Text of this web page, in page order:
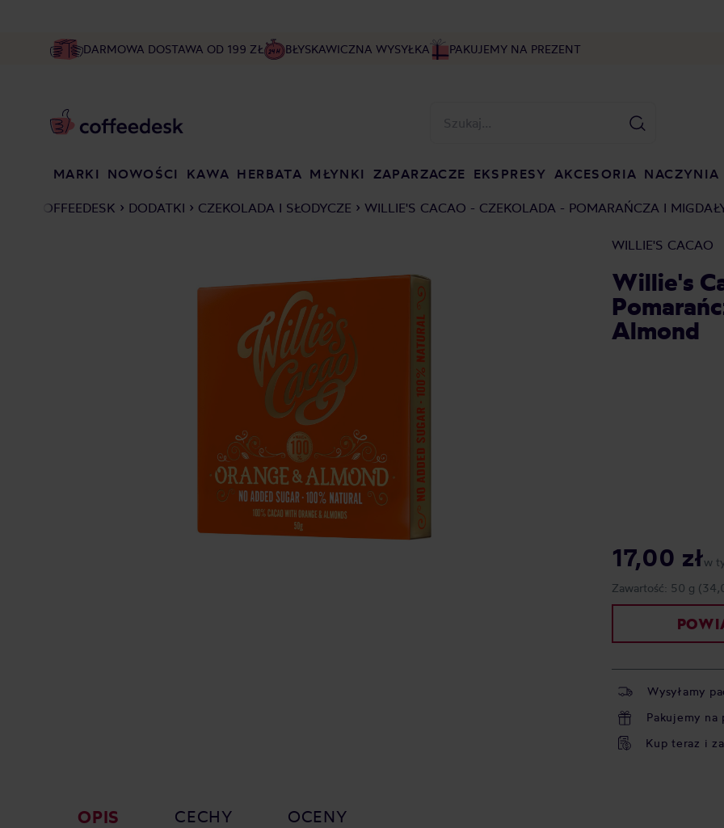
DARMOWA DOSTAWA OD 199 ZŁ BŁYSKAWICZNA WYSYŁKA PAKUJEMY NA PREZENT
MARKI NOWOŚCI KAWA HERBATA MŁYNKI ZAPARZACZE EKSPRESY AKCESORIA NACZYNIA
COFFEEDESK DODATKI CZEKOLADA I SŁODYCZE WILLIE'S CACAO - CZEKOLADA - POMARAŃCZA I
WILLIE'S CACAO
Willie's
Almond
17,00 złw
Zawartość: 50 g
Wysyłamy
Pakujemy na
Kup teraz i
OPIS CECHY OCENY